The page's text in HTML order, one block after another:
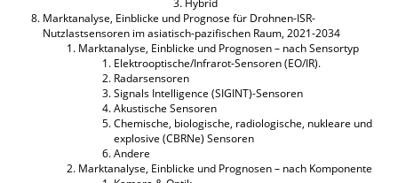
Marktanalyse, Einblicke und Prognose für Drohnen-ISR-
Nutzlastsensoren im asiatisch-pazifischen Raum, 2021-2034
Marktanalyse, Einblicke und Prognosen – nach Sensortyp
Elektrooptische/Infrarot-Sensoren (EO/IR).
Radarsensoren
Signals Intelligence (SIGINT)-Sensoren
Akustische Sensoren
Chemische, biologische, radiologische, nukleare und
explosive (CBRNe) Sensoren
Andere
Marktanalyse, Einblicke und Prognosen – nach Komponente